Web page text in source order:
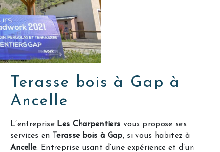
Terasse bois à Gap à
Ancelle
L’entreprise Les Charpentiers vous propose ses
services en
Terasse bois à Gap, si vous habitez à
Ancelle. Entreprise usant d’une expérience et d’un